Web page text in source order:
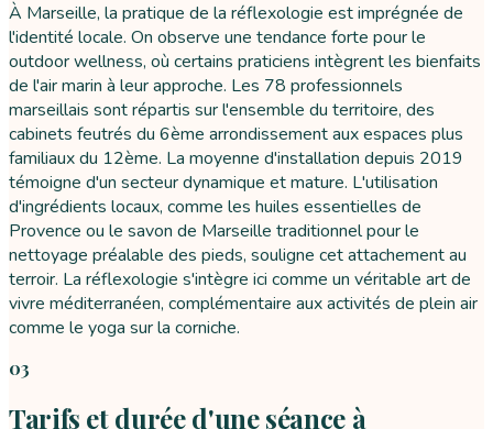
À Marseille, la pratique de la réflexologie est imprégnée de
l'identité locale. On observe une tendance forte pour le
outdoor wellness, où certains praticiens intègrent les bienfaits
de l'air marin à leur approche. Les 78 professionnels
marseillais sont répartis sur l'ensemble du territoire, des
cabinets feutrés du 6ème arrondissement aux espaces plus
familiaux du 12ème. La moyenne d'installation depuis 2019
témoigne d'un secteur dynamique et mature. L'utilisation
d'ingrédients locaux, comme les huiles essentielles de
Provence ou le savon de Marseille traditionnel pour le
nettoyage préalable des pieds, souligne cet attachement au
terroir. La réflexologie s'intègre ici comme un véritable art de
vivre méditerranéen, complémentaire aux activités de plein air
comme le yoga sur la corniche.
03
Tarifs et durée d'une séance à